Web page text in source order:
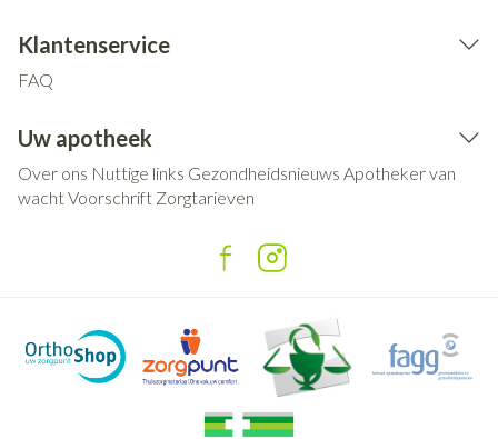
Klantenservice
FAQ
Uw apotheek
Over ons Nuttige links Gezondheidsnieuws Apotheker van
wachtVoorschrift Zorgtarieven